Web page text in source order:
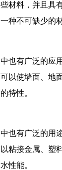
材料，并且具
种不可缺少的材
也有广泛的应
以使墙面、地
特性。
也有广泛的用
粘接金属、塑
性能。